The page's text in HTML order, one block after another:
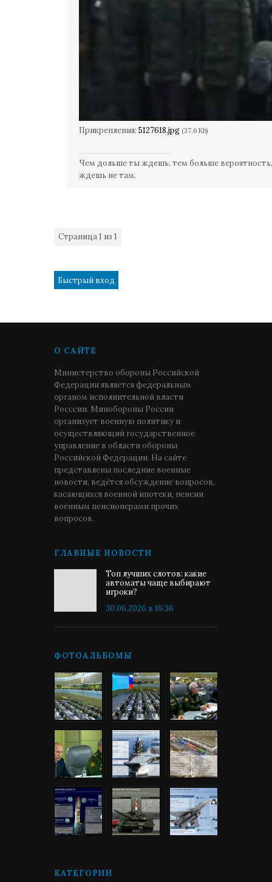
Прикрепления: 5127618.jpg (37.6 Kb)
Чем дольше ты ждешь, тем больше
ждешь не там.
Страница1 из 1
О САЙТЕ
Министерство обороны Российской
Федерации является федеральным
органом исполнительной власти
Росссии. Минобороны России
организует военную политику и
осуществляющий государственное
управление в области обороны
Российской Федерации. На сайте
представлены последние военные
новости, ведётся обсуждение вопросов,
касающихся военной ипотеки, пенсии
военным пенсионерами прочих
вопросов.
ГЛАВНЫЕ НОВОСТИ
Топ лучших слотов: какие
автоматы чаще выбирают
игроки?
30.06.2026 в 16:36
ФОТОАЛЬБОМЫ
КАТЕГОРИИ